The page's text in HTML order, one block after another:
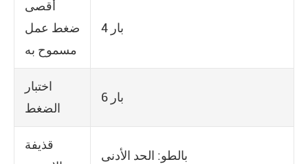
أقصى
ضغط عمل
مسموح به
4 بار
اختبار
الضغط
6 بار
قذيفة
بالطو: الحد الأدنى